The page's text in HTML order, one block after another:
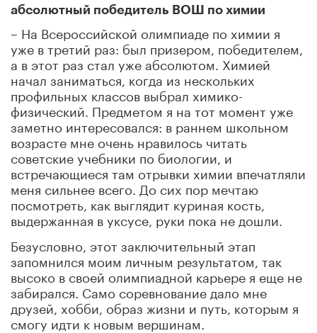
абсолютный победитель ВОШ по химии
– На Всероссийской олимпиаде по химии я
уже в третий раз: был призером, победителем,
а в этот раз стал уже абсолютом. Химией
начал заниматься, когда из нескольких
профильных классов выбрал химико-
физический. Предметом я на тот момент уже
заметно интересовался: в раннем школьном
возрасте мне очень нравилось читать
советские учебники по биологии, и
встречающиеся там отрывки химии впечатляли
меня сильнее всего. До сих пор мечтаю
посмотреть, как выглядит куриная кость,
выдержанная в уксусе, руки пока не дошли.
Безусловно, этот заключительный этап
запомнился моим личным результатом, так
высоко в своей олимпиадной карьере я еще не
забирался. Само соревнование дало мне
друзей, хобби, образ жизни и путь, которым я
смогу идти к новым вершинам.